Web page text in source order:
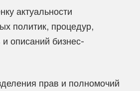
актуальности
политик, процедур,
описаний бизнес-
прав и полномочий